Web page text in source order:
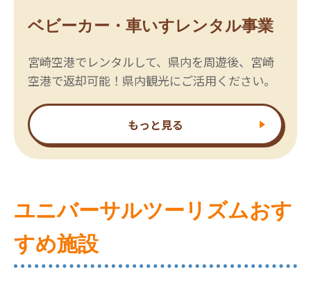
ベビーカー・車いすレンタル事業
宮崎空港でレンタルして、県内を周遊後、宮崎
空港で返却可能！県内観光にご活用ください。
もっと見る
ユニバーサルツーリズムおす
すめ施設